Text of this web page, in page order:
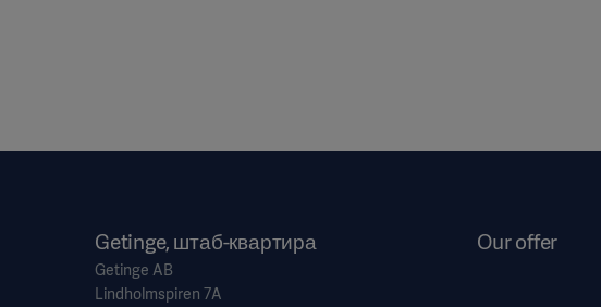
Getinge, штаб-квартира
Getinge AB
Lindholmspiren 7A
Our offer